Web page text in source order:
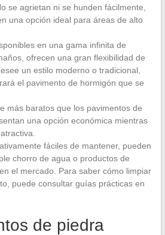
se agrietan ni se hunden fácilmente,
una opción ideal para áreas de alto
en una gama infinita de
ofrecen una gran flexibilidad de
un estilo moderno o tradicional,
el pavimento de hormigón que se
más baratos que los pavimentos de
una opción económica mientras
fáciles de mantener, pueden
chorro de agua o productos de
el mercado. Para saber cómo limpiar
puede consultar guías prácticas en
de piedra